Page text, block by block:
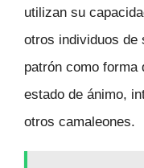
utilizan su
otros individuos de
patrón como forma
estado de ánimo,
otros camaleones.